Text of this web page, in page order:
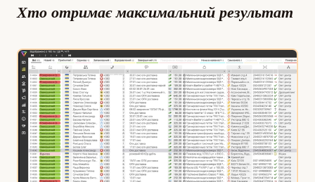
Хто отримає максимальний результат